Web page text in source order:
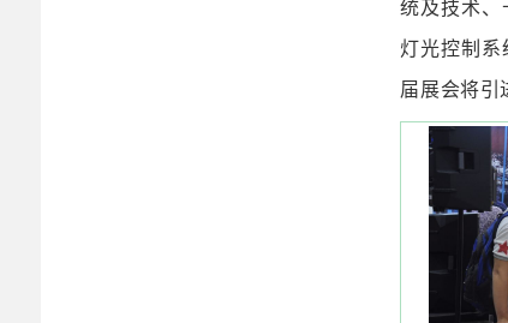
统及技术、
灯光控制系
届展会将引